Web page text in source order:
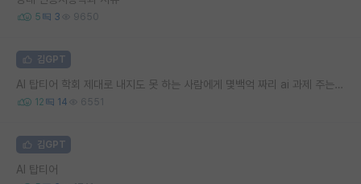
5 3 9650
김GPT
AI 탑티어 학회 제대로 내지도 못 하는 사람에게 몇백억 짜리 ai 과제 주는 사람은 뭔가 싶다
12 14 6551
김GPT
AI 탑티어